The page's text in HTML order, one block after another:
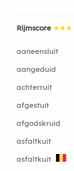
Rijmscore ★★★
aaneensluit
aangeduid
achterruit
afgestuit
afgodskruid
asfaltkuit
asfaltkuit